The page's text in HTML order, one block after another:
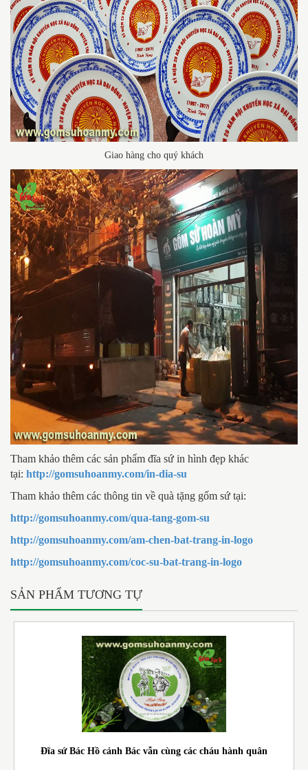
Giao hàng cho quý khách
Tham khảo thêm các sản phẩm đĩa sứ in hình đẹp khác
tại: http://gomsuhoanmy.com/in-dia-su
Tham khảo thêm các thông tin về quà tặng gốm sứ tại:
http://gomsuhoanmy.com/qua-tang-gom-su
http://gomsuhoanmy.com/am-chen-bat-trang-in-logo
http://gomsuhoanmy.com/coc-su-bat-trang-in-logo
SẢN PHẨM TƯƠNG TỰ
Đĩa sứ Bác Hồ cảnh Bác vẫn cùng các cháu hành quân